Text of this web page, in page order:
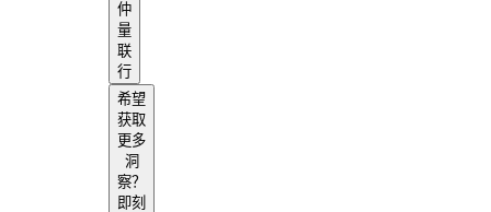
仲
量
联
行
希望
获取
更多
洞
察？
即刻